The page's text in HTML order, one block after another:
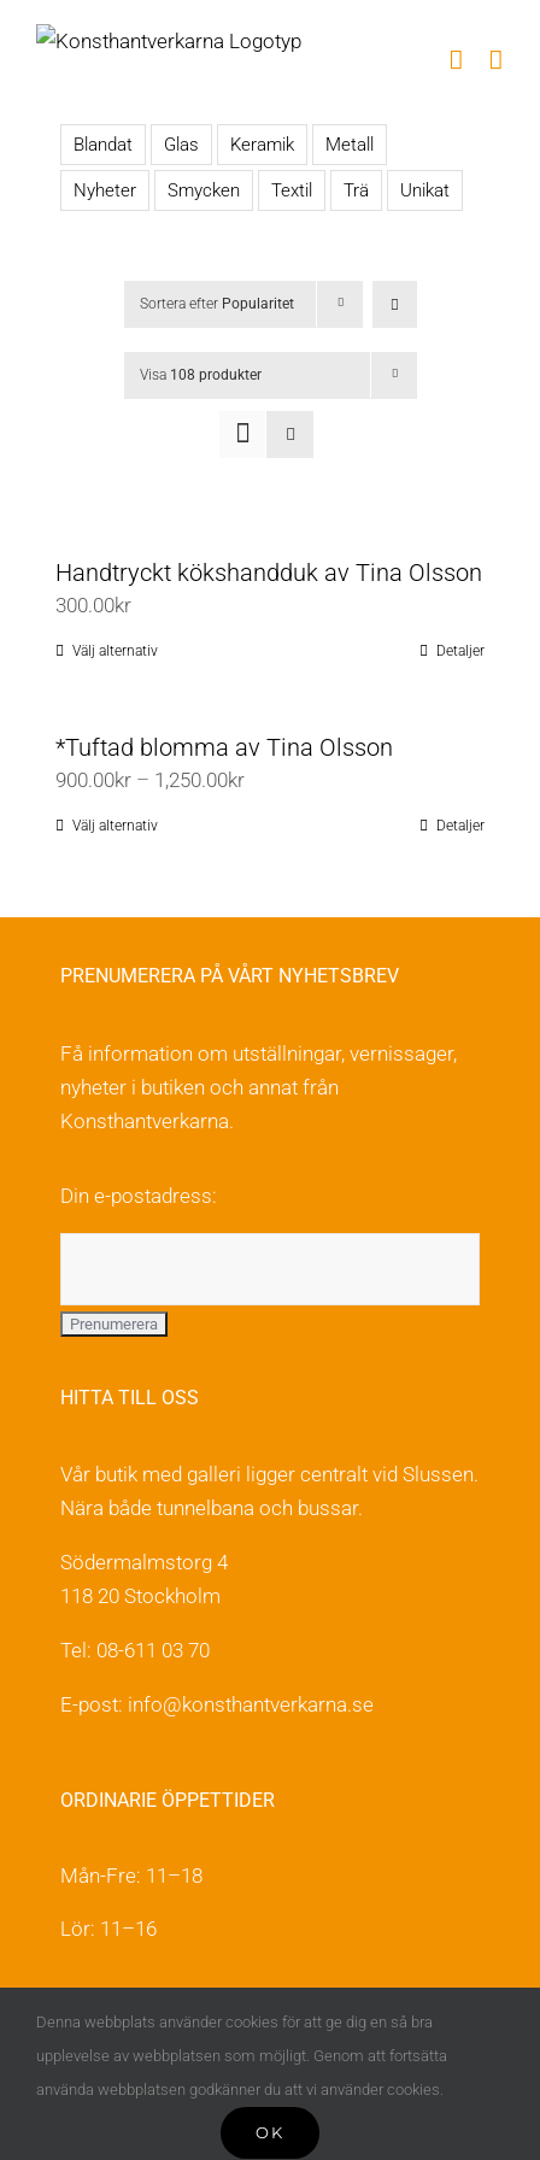
Blandat Glas Keramik Metall
Nyheter Smycken Textil Trä Unikat
Sortera efter Popularitet
Visa 108 produkter
Handtryckt kökshandduk av Tina Olsson
300.00kr
Välj alternativDen
har
flera
varianter.
produktsidan
Detaljer
*Tuftad blomma av Tina Olsson
900.00kr – 1,250.00krPrisintervall:
Välj alternativDen
flera
olika
alternativen
kan
på
produktsidan
Detaljer
PRENUMERERA PÅ VÅRT NYHETSBREV
Få information om utställningar, vernissager,
nyheter i butiken och annat från
Konsthantverkarna.
Din e-postadress:
HITTA TILL OSS
Vår butik med galleri ligger centralt vid Slussen.
Nära både tunnelbana och bussar.
Södermalmstorg 4
118 20 Stockholm
Tel: 08-611 03 70
E-post: info@konsthantverkarna.se
ORDINARIE ÖPPETTIDER
Mån-Fre: 11–18
Lör: 11–16
INSTAGRAM
Denna webbplats använder cookies för att ge dig en så bra
upplevelse av webbplatsen som möjligt. Genom att fortsätta
använda webbplatsen godkänner du att vi använder cookies.
OK